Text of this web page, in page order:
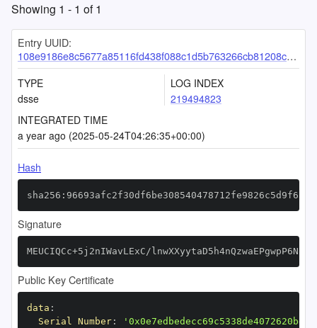
Showing 1 - 1 of1
Entry UUID:
108e9186e8c5677a85116fd438f088c1d5b763266cb81208cd7a017cc8a18daba28022b0f86adbb5
TYPE
dsse
LOG INDEX
219494823
INTEGRATED TIME
a year ago (2025-05-24T04:26:35+00:00)
Hash
Signature
MEUCIQCc+5j2nIWavLExC/
Public Key Certificate
data :
Serial Number: